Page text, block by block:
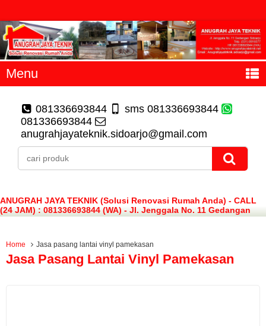
Menu
081336693844
sms 081336693844
081336693844
anugrahjayateknik.sidoarjo@gmail.com
ANUGRAH JAYA TEKNIK (Solusi Renovasi Rumah Anda) - CALL
(24 JAM) : 081336693844 (WA) - Jl. Jenggala No. 11 Gedangan
Sidoarjo
Home Jasa pasang lantai vinyl pamekasan
Jasa Pasang Lantai Vinyl Pamekasan